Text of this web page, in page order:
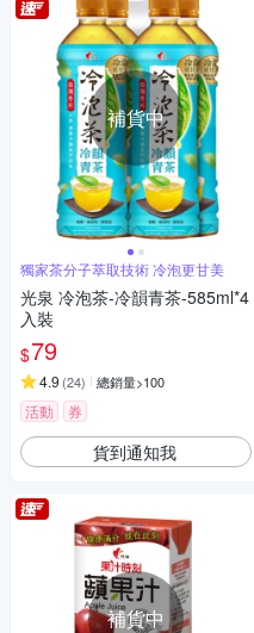
補貨中
獨家茶分子萃取技術 冷泡更甘美
光泉 冷泡茶-冷韻青茶-585ml*4
入裝
$79
4.9 (24) 總銷量>100
活動 券
貨到通知我
補貨中